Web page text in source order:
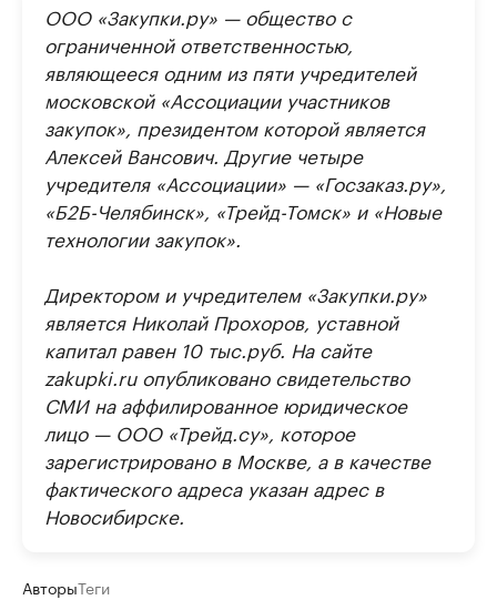
ООО «Закупки.ру» — общество с
ограниченной ответственностью,
являющееся одним из пяти учредителей
московской «Ассоциации участников
закупок», президентом которой является
Алексей Вансович. Другие четыре
учредителя «Ассоциации» — «Госзаказ.ру»,
«Б2Б-Челябинск», «Трейд-Томск» и «Новые
технологии закупок».
Директором и учредителем «Закупки.ру»
является Николай Прохоров, уставной
капитал равен 10 тыс.руб. На сайте
zakupki.ru опубликовано свидетельство
СМИ на аффилированное юридическое
лицо — ООО «Трейд.су», которое
зарегистрировано в Москве, а в качестве
фактического адреса указан адрес в
Новосибирске.
АвторыТеги